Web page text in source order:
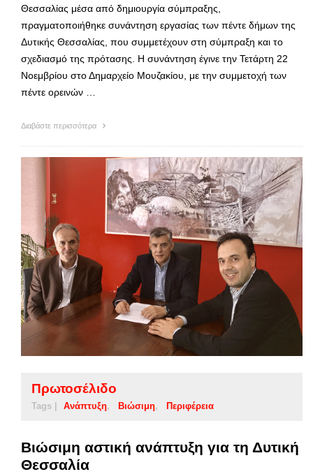
Θεσσαλίας μέσα από δημιουργία σύμπραξης,
πραγματοποιήθηκε συνάντηση εργασίας των πέντε δήμων της
Δυτικής Θεσσαλίας, που συμμετέχουν στη σύμπραξη και το
σχεδιασμό της πρότασης. Η συνάντηση έγινε την Τετάρτη 22
Νοεμβρίου στο Δημαρχείο Μουζακίου, με την συμμετοχή των
πέντε ορεινών …
Διαβάστε περισσότερα
Πρωτοσέλιδο
Tags | Ανάπτυξη Βιώσιμη Περιφέρεια
Βιώσιμη αστική ανάπτυξη για τη Δυτική
Θεσσαλία